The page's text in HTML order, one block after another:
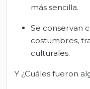
más sencilla.
Se conservan
costumbres,
culturales.
Y ¿Cuáles fueron